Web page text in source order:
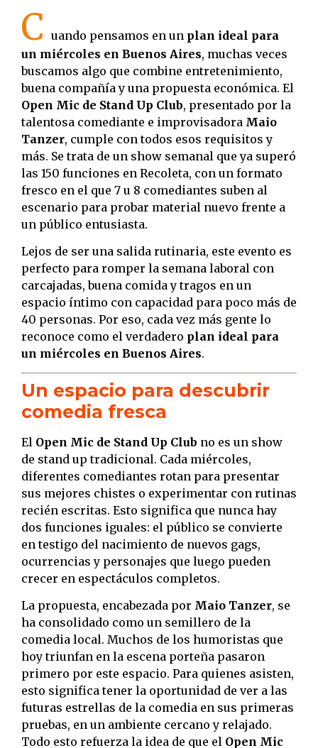
C uando pensamos en un plan ideal para
un miércoles en Buenos Aires, muchas veces
buscamos algo que combine entretenimiento,
buena compañía y una propuesta económica. El
Open Mic de Stand Up Club, presentado por la
talentosa comediante e improvisadora Maio
Tanzer, cumple con todos esos requisitos y
más. Se trata de un show semanal que ya superó
las 150 funciones en Recoleta, con un formato
fresco en el que 7 u 8 comediantes suben al
escenario para probar material nuevo frente a
un público entusiasta.
Lejos de ser una salida rutinaria, este evento es
perfecto para romper la semana laboral con
carcajadas, buena comida y tragos en un
espacio íntimo con capacidad para poco más de
40 personas. Por eso, cada vez más gente lo
reconoce como el verdadero plan ideal para
un miércoles en Buenos Aires.
Un espacio para descubrir
comedia fresca
El Open Mic de Stand Up Club no es un show
de stand up tradicional. Cada miércoles,
diferentes comediantes rotan para presentar
sus mejores chistes o experimentar con rutinas
recién escritas. Esto significa que nunca hay
dos funciones iguales: el público se convierte
en testigo del nacimiento de nuevos gags,
ocurrencias y personajes que luego pueden
crecer en espectáculos completos.
La propuesta, encabezada por Maio Tanzer, se
ha consolidado como un semillero de la
comedia local. Muchos de los humoristas que
hoy triunfan en la escena porteña pasaron
primero por este espacio. Para quienes asisten,
esto significa tener la oportunidad de ver a las
futuras estrellas de la comedia en sus primeras
pruebas, en un ambiente cercano y relajado.
Todo esto refuerza la idea de que el Open Mic